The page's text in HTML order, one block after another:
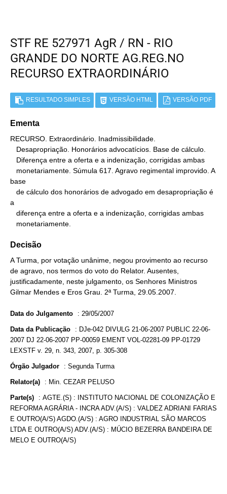
STF RE 527971 AgR / RN - RIO
GRANDE DO NORTE AG.REG.NO
RECURSO EXTRAORDINÁRIO
RESULTADO SIMPLES VERSÃO HTML VERSÃO PDF
Ementa
RECURSO. Extraordinário. Inadmissibilidade.
base
a
   monetariamente.
Decisão
A Turma, por votação unânime, negou provimento ao recurso
de agravo, nos termos do voto do Relator. Ausentes,
justificadamente, neste julgamento, os Senhores Ministros
Gilmar Mendes e Eros Grau. 2ª Turma, 29.05.2007.
Data do Julgamento : 29/05/2007
Data da Publicação : DJe-042 DIVULG 21-06-2007 PUBLIC 22-06-
2007 DJ 22-06-2007 PP-00059 EMENT VOL-02281-09 PP-01729
LEXSTF v. 29, n. 343, 2007, p. 305-308
Órgão Julgador : Segunda Turma
Relator(a) : Min. CEZAR PELUSO
Parte(s) : AGTE.(S) : INSTITUTO NACIONAL DE COLONIZAÇÃO E
REFORMA AGRÁRIA - INCRA ADV.(A/S) : VALDEZ ADRIANI FARIAS
E OUTRO(A/S) AGDO.(A/S) : AGRO INDUSTRIAL SÃO MARCOS
LTDA E OUTRO(A/S) ADV.(A/S) : MÚCIO BEZERRA BANDEIRA DE
MELO E OUTRO(A/S)